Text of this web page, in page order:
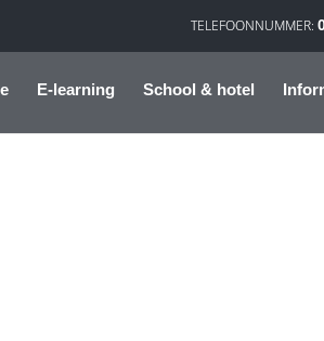
E-learning School & hotel